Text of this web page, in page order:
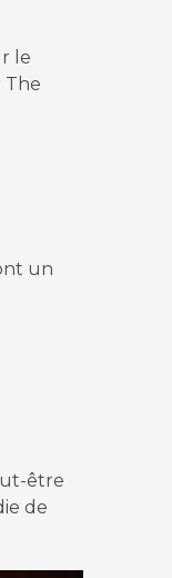
le
The
un
être
de